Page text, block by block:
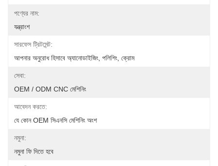
পণ্যের নাম:
যন্ত্রাংশ
সারফেস ট্রিটমেন্ট:
আপনার অনুরোধ হিসাবে অ্যানোডাইজিং, পলিশিং, ক্রোম
সেবা:
OEM / ODM CNC মেশিনিং
আবেদন করতে:
যে কোন OEM সিএনসি মেশিনিং অংশ
নমুনা:
নমুনা ফি দিতে হবে